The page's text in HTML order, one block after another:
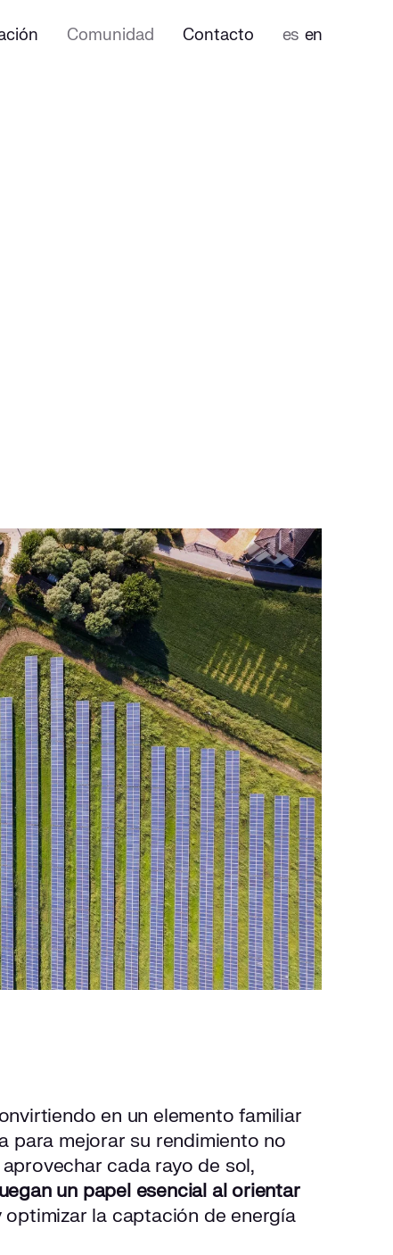
Comunidad Contacto es en
en un elemento familiar
para mejorar su rendimiento no
cada rayo de sol,
un papel esencial al orientar
optimizar la captación de energía